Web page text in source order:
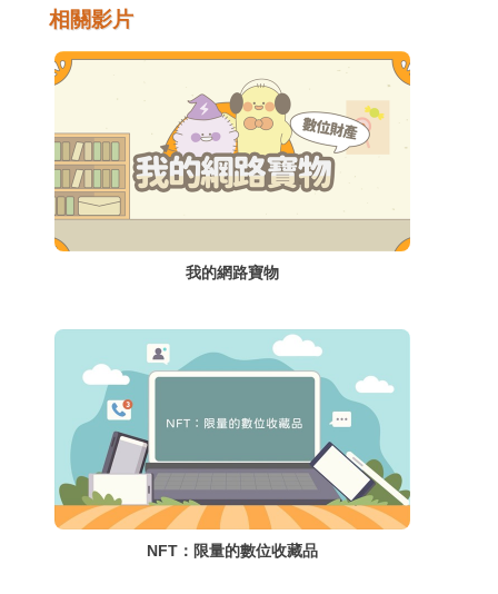
交易詐騙及安全的交易等便顯得很重要。
相關影片
我的網路寶物
NFT：限量的數位收藏品